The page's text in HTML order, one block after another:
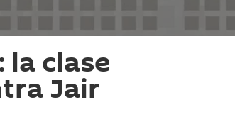
la clase
Jair